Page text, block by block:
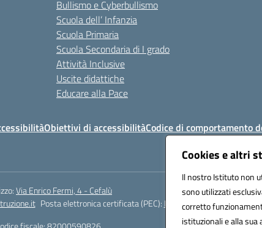
Cookies e altri
Il nostro Istituto non
sono utilizzati
corretto
istituzionali e alla
Bullismo e Cyberbullismo
Scuola dell’ Infanzia
Scuola Primaria
Scuola Secondaria di I grado
Attività Inclusive
Uscite didattiche
Educare alla Pace
Obiettivi di accessibilitàCodice di comportamento
Via Enrico Fermi, 4 - Cefalù
Posta elettronica certificata (PEC):